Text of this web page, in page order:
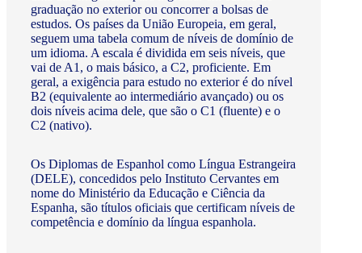
graduação no exterior ou concorrer a bolsas de
estudos. Os países da União Europeia, em geral,
seguem uma tabela comum de níveis de domínio de
um idioma. A escala é dividida em seis níveis, que
vai de A1, o mais básico, a C2, proficiente. Em
geral, a exigência para estudo no exterior é do nível
B2 (equivalente ao intermediário avançado) ou os
dois níveis acima dele, que são o C1 (fluente) e o
C2 (nativo).
Os Diplomas de Espanhol como Língua Estrangeira
(DELE), concedidos pelo Instituto Cervantes em
nome do Ministério da Educação e Ciência da
Espanha, são títulos oficiais que certificam níveis de
competência e domínio da língua espanhola.